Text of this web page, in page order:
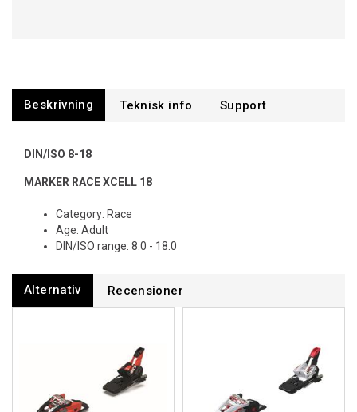
Beskrivning Support
DIN/ISO 8-18
MARKER RACE XCELL 18
Category: Race
Age: Adult
DIN/ISO range: 8.0 - 18.0
Alternativ Recensioner